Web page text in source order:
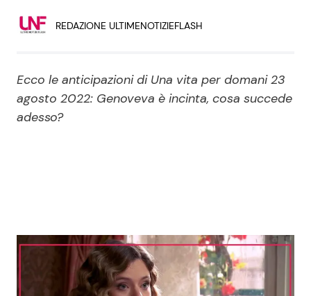
Politica Reality e Talent
News Musica
News Spettacolo
REDAZIONE ULTIMENOTIZIEFLASH
Ecco le anticipazioni di Una vita per domani 23
agosto 2022: Genoveva è incinta, cosa succede
adesso?